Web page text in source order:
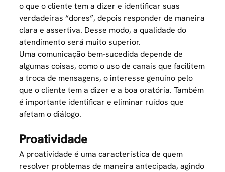
o que o cliente tem a dizer e identificar suas
verdadeiras “dores”, depois responder de maneira
clara e assertiva. Desse modo, a qualidade do
atendimento será muito superior.
Uma comunicação bem-sucedida depende de
algumas coisas, como o uso de canais que facilitem
a troca de mensagens, o interesse genuíno pelo
que o cliente tem a dizer e a boa oratória. Também
é importante identificar e eliminar ruídos que
afetam o diálogo.
Proatividade
A proatividade é uma característica de quem
resolver problemas de maneira antecipada, agindo